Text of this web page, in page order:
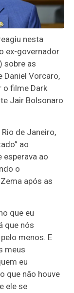
nesta
ex-governador
sobre as
Daniel Vorcaro,
o filme Dark
Jair Bolsonaro
de Janeiro,
ao
esperava ao
o
após as
que eu
que nós
menos. E
meus
eu
que não houve
ele se